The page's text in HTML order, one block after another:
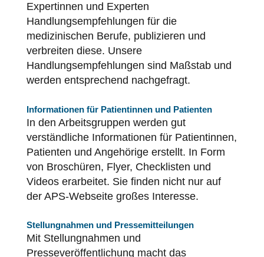
Expertinnen und Experten
Handlungsempfehlungen für die
medizinischen Berufe, publizieren und
verbreiten diese. Unsere
Handlungsempfehlungen sind Maßstab und
werden entsprechend nachgefragt.
Informationen für Patientinnen und Patienten
In den Arbeitsgruppen werden gut
verständliche Informationen für Patientinnen,
Patienten und Angehörige erstellt. In Form
von Broschüren, Flyer, Checklisten und
Videos erarbeitet. Sie finden nicht nur auf
der APS-Webseite großes Interesse.
Stellungnahmen und Pressemitteilungen
Mit Stellungnahmen und
Presseveröffentlichung macht das